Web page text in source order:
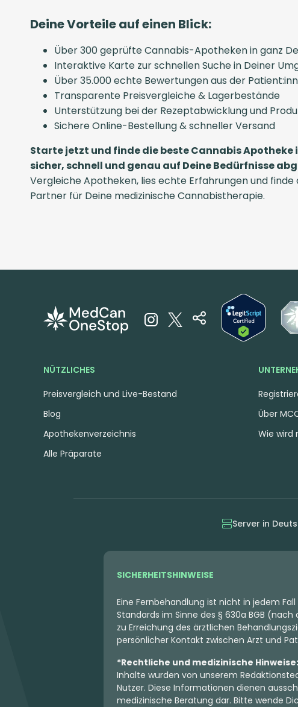
Deine Vorteile auf einen Blick:
Über 300 geprüfte Cannabis-Apotheken in ganz
Interaktive Karte zur schnellen Suche in Deiner
Über 35.000 echte Bewertungen aus der
Transparente Preisvergleiche & Lagerbestände
Unterstützung bei der Rezeptabwicklung und
Sichere Online-Bestellung & schneller Versand
Starte jetzt und finde die beste Cannabis Apotheke
sicher, schnell und genau auf Deine Bedürfnisse
Vergleiche Apotheken, lies echte Erfahrungen und finde
Partner für Deine medizinische Cannabistherapie.
NÜTZLICHES
Preisvergleich und Live-Bestand
Blog
Apothekenverzeichnis
Alle Präparate
Über
Wie wird
Server in
SICHERHEITSHINWEISE
Eine Fernbehandlung ist nicht in jedem
Standards im Sinne des § 630a BGB
zu Erreichung des ärztlichen
persönlicher Kontakt zwischen Arzt und
*Rechtliche und medizinische Hinweise:
Inhalte wurden von unserem
Nutzer. Diese Informationen dienen
medizinische Beratung dar. Bitte wende